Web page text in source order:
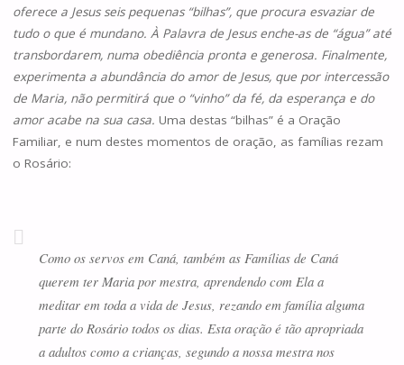
oferece a Jesus seis pequenas “bilhas”, que procura esvaziar de
tudo o que é mundano. À Palavra de Jesus enche-as de “água” até
transbordarem, numa obediência pronta e generosa. Finalmente,
experimenta a abundância do amor de Jesus, que por intercessão
de Maria, não permitirá que o “vinho” da fé, da esperança e do
amor acabe na sua casa. Uma destas “bilhas” é a Oração
Familiar, e num destes momentos de oração, as famílias rezam
o Rosário:
Como os servos em Caná, também as Famílias de Caná
querem ter Maria por mestra, aprendendo com Ela a
meditar em toda a vida de Jesus, rezando em família alguma
parte do Rosário todos os dias. Esta oração é tão apropriada
a adultos como a crianças, segundo a nossa mestra nos